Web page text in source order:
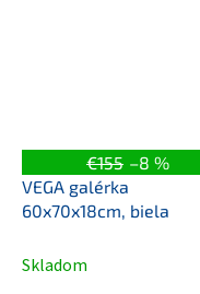
€155 –8 %
VEGA galérka
60x70x18cm, biela
Skladom